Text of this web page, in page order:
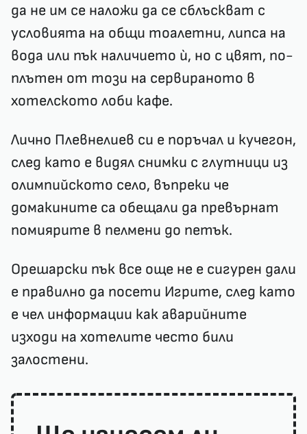
да не им се наложи да се сблъскват с
условията на общи тоалетни, липса на
вода или пък наличието ѝ, но с цвят, по-
плътен от този на сервираното в
хотелското лоби кафе.
Лично Плевнелиев си е поръчал и кучегон,
след като е видял снимки с глутници из
олимпийското село, въпреки че
домакините са обещали да превърнат
помиярите в пелмени до петък.
Орешарски пък все още не е сигурен дали
е правилно да посети Игрите, след като
е чел информации как аварийните
изходи на хотелите често били
залостени.